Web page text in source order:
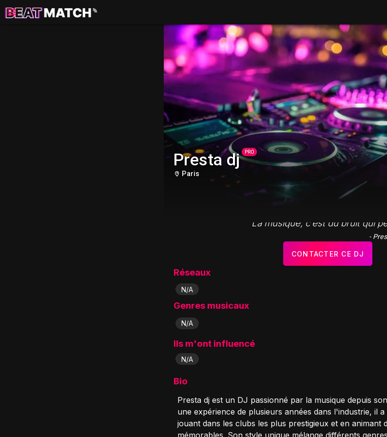
Presta dj PRO
Paris
"La musique, c’est du bruit qui
-
CONTACTER CE DJ
Réseaux
N/A
Genres musicaux
N/A
Ils m'ont influencé
N/A
Bio
Presta dj est un DJ passionné par la musique depuis
une expérience de plusieurs années dans l'industrie, il
jouant dans les clubs les plus prestigieux et en animant